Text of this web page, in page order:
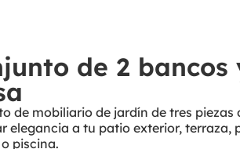
de 2 bancos
de mobiliario de jardín de tres piezas
elegancia a tu patio exterior, terraza,
piscina.